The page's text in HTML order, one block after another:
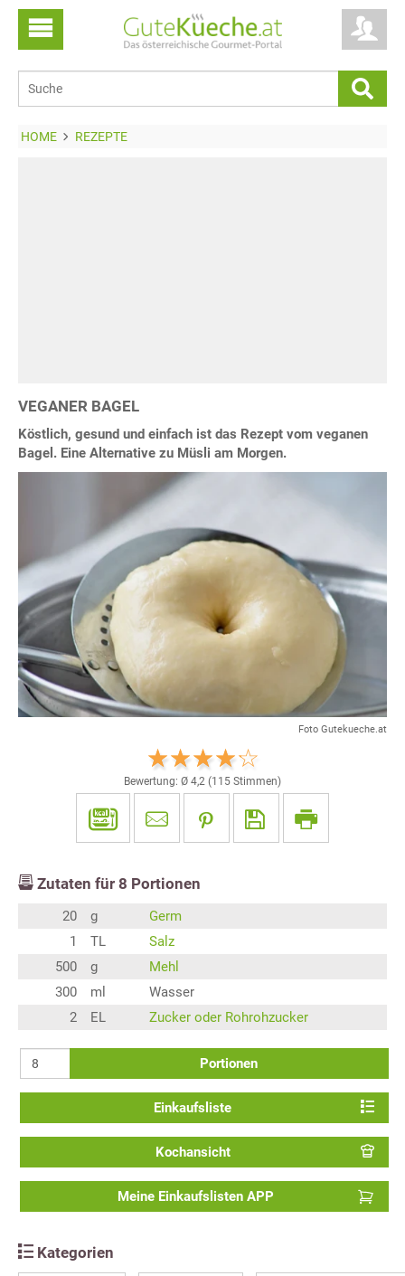
HOME REZEPTE
VEGANER BAGEL
Köstlich, gesund und einfach ist das Rezept vom veganen
Bagel. Eine Alternative zu Müsli am Morgen.
Foto Gutekueche.at
Bewertung: Ø 4,2 (115 Stimmen)
Zutaten für 8 Portionen
20 g
Germ
1
TL
Salz
500
g
Mehl
300
ml
Wasser
2
EL Zucker oder Rohrohzucker
Portionen
Einkaufsliste
Kochansicht
Meine Einkaufslisten APP
Kategorien